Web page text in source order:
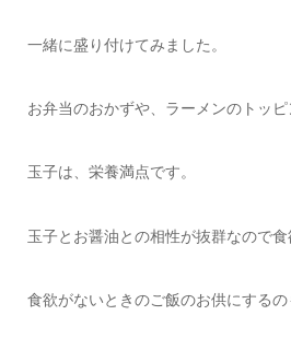
一緒に盛り付けてみました。
お弁当のおかずや、ラーメンのトッピ
玉子は、栄養満点です。
玉子とお醤油との相性が抜群なので食
食欲がないときのご飯のお供にするの